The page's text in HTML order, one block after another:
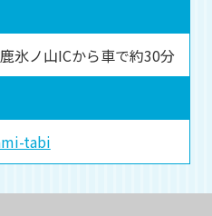
氷ノ山ICから車で約30分
tabi